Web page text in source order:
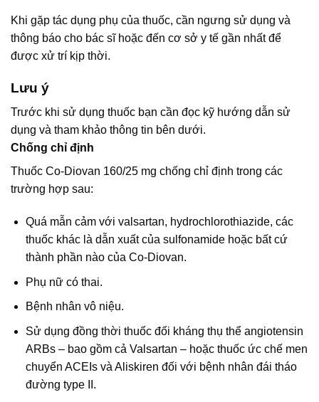
Khi gặp tác dụng phụ của thuốc, cần ngưng sử dụng và
thông báo cho bác sĩ hoặc đến cơ sở y tế gần nhất để
được xử trí kịp thời.
Lưu ý
Trước khi sử dụng thuốc bạn cần đọc kỹ hướng dẫn sử
dụng và tham khảo thông tin bên dưới.
Chống chỉ định
Thuốc Co-Diovan 160/25 mg chống chỉ định trong các
trường hợp sau:
Quá mẫn cảm với valsartan, hydrochlorothiazide, các
thuốc khác là dẫn xuất của sulfonamide hoặc bất cứ
thành phần nào của Co-Diovan.
Phụ nữ có thai.
Bệnh nhân vô niệu.
Sử dụng đồng thời thuốc đối kháng thụ thể angiotensin
ARBs – bao gồm cả Valsartan – hoặc thuốc ức chế men
chuyển ACEIs và Aliskiren đối với bệnh nhân đái tháo
đường type II.